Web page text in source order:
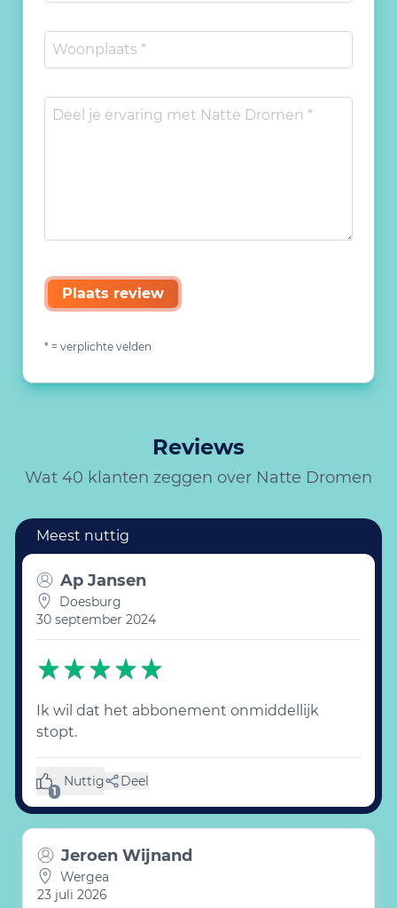
Plaats review
* = verplichte velden
Reviews
Wat 40 klanten zeggen over Natte Dromen
Ap Jansen
Doesburg
30 september 2024
Ik wil dat het abbonement onmiddellijk
stopt.
1
Nuttig
(1 like) Deel
Jeroen Wijnand
Wergea
23 juli 2026